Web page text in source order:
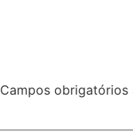
Campos obrigatórios